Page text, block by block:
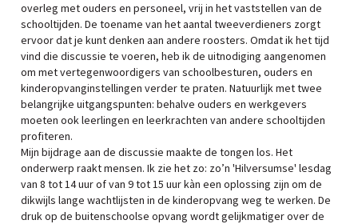
overleg met ouders en personeel, vrij in het vaststellen van de
schooltijden. De toename van het aantal tweeverdieners zorgt
ervoor dat je kunt denken aan andere roosters. Omdat ik het tijd
vind die discussie te voeren, heb ik de uitnodiging aangenomen
om met vertegenwoordigers van schoolbesturen, ouders en
kinderopvanginstellingen verder te praten. Natuurlijk met twee
belangrijke uitgangspunten: behalve ouders en werkgevers
moeten ook leerlingen en leerkrachten van andere schooltijden
profiteren.
Mijn bijdrage aan de discussie maakte de tongen los. Het
onderwerp raakt mensen. Ik zie het zo: zo’n 'Hilversumse' lesdag
van 8 tot 14 uur of van 9 tot 15 uur kàn een oplossing zijn om de
dikwijls lange wachtlijsten in de kinderopvang weg te werken. De
druk op de buitenschoolse opvang wordt gelijkmatiger over de